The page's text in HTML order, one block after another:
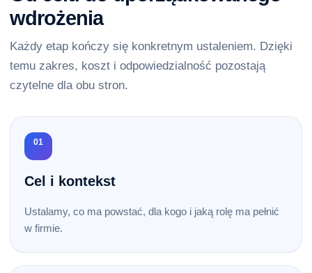
wdrożenia
Każdy etap kończy się konkretnym ustaleniem. Dzięki
temu zakres, koszt i odpowiedzialność pozostają
czytelne dla obu stron.
01
Cel i kontekst
Ustalamy, co ma powstać, dla kogo i jaką rolę ma pełnić
w firmie.